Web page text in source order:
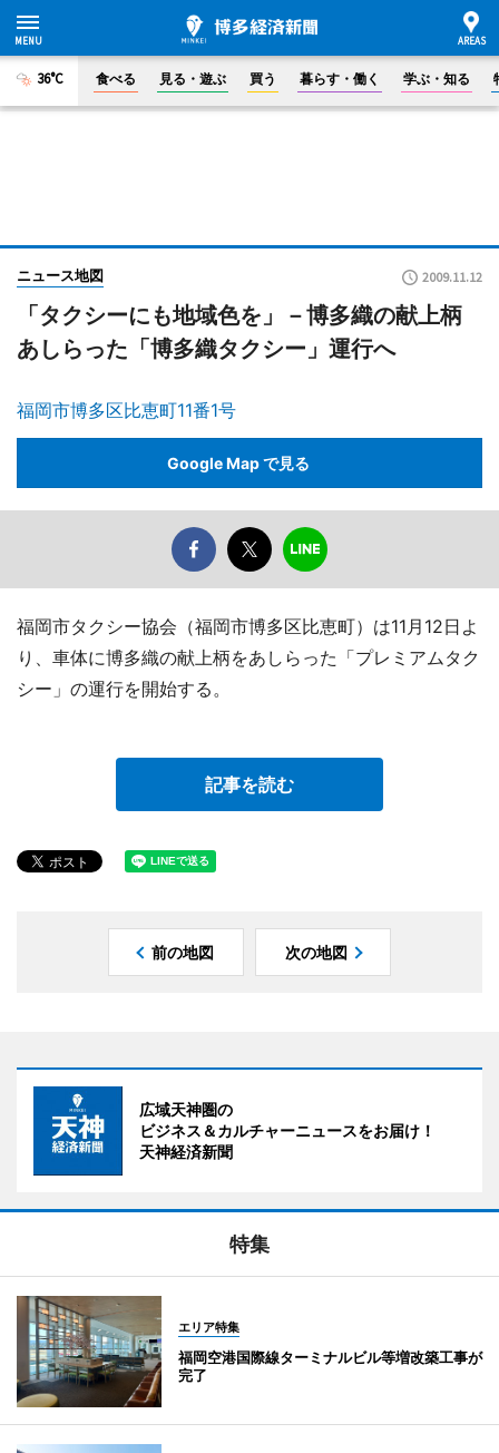
36°C 食べる 見る・遊ぶ 買う 暮らす・働く 学ぶ・知る
ニュース地図 2009.11.12
「タクシーにも地域色を」－博多織の献上柄
あしらった「博多織タクシー」運行へ
福岡市博多区比恵町11番1号
Google Map で見る
福岡市タクシー協会（福岡市博多区比恵町）は11月12日よ
り、車体に博多織の献上柄をあしらった「プレミアムタク
シー」の運行を開始する。
記事を読む
前の地図 次の地図
広域天神圏の
ビジネス＆カルチャーニュースをお届け！
天神経済新聞
特集
エリア特集
福岡空港国際線ターミナルビル等増改築工事が
完了